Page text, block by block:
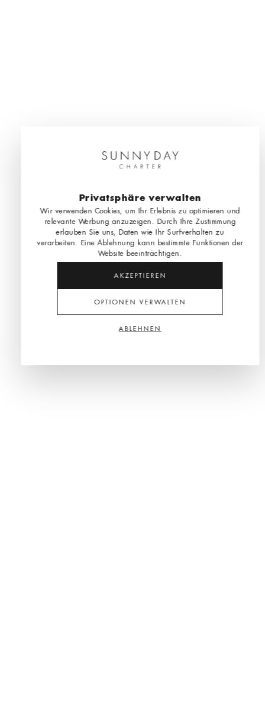
Privatsphäre verwalten
Wir verwenden Cookies, um Ihr Erlebnis zu optimieren und
relevante Werbung anzuzeigen. Durch Ihre Zustimmung
erlauben Sie uns, Daten wie Ihr Surfverhalten zu
verarbeiten. Eine Ablehnung kann bestimmte Funktionen der
Website beeinträchtigen.
AKZEPTIEREN
ABLEHNEN
OPTIONEN VERWALTEN